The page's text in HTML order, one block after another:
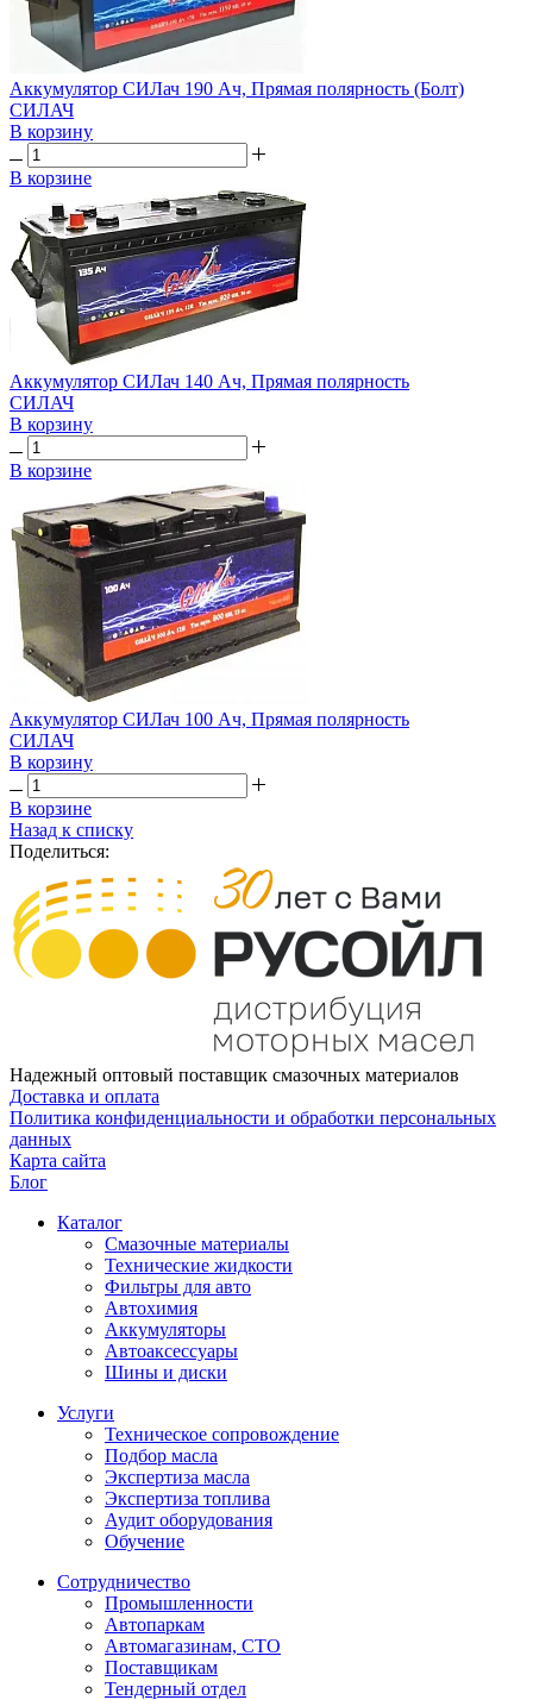
Аккумулятор СИЛач 190 Ач, Прямая полярность (Болт)
СИЛАЧ
В корзину
В корзине
Аккумулятор СИЛач 140 Ач, Прямая полярность
СИЛАЧ
В корзину
В корзине
Аккумулятор СИЛач 100 Ач, Прямая полярность
СИЛАЧ
В корзину
В корзине
Назад к списку
Поделиться:
Надежный оптовый поставщик смазочных материалов
Доставка и оплата
Политика конфиденциальности и обработки персональных
данных
Карта сайта
Блог
Каталог
Смазочные материалы
Технические жидкости
Фильтры для авто
Автохимия
Аккумуляторы
Автоаксессуары
Шины и диски
Услуги
Техническое сопровождение
Подбор масла
Экспертиза масла
Экспертиза топлива
Аудит оборудования
Обучение
Сотрудничество
Промышленности
Автопаркам
Автомагазинам, СТО
Поставщикам
Тендерный отдел